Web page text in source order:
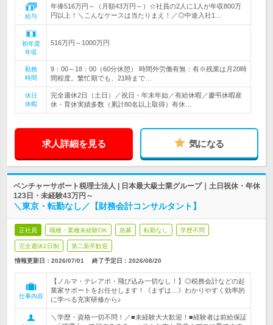
給与
年俸516万円～（月額43万円～）☆社員の2人に1人が年収800万
円以上！＼こんなケースは当たりまえ！／◎中途入社1…
初年度
年収
516万円～1000万円
勤務
時間
9：00～18：00（60分休憩） 時間外労働有無：有※残業は月20時
間程度。繁忙期でも、21時まで…
休日
休暇
完全週休2日（土日）／祝日・年末年始／有給休暇／慶弔休暇産
休・育休実績多数（累計80名以上取得）有休…
求人詳細を見る 気になる
ベンチャーサポート税理士法人 | 日本最大級士業グループ｜土日祝休・年休
123日・未経験43万円～
＼東京・転勤なし／【財務会計コンサルタント】
正社員 職種・業種未経験OK 急募 転勤なし 学歴不問
完全週休2日制 第二新卒歓迎
情報更新日：2026/07/01 終了予定日： 2026/08/20
仕事内容
【ノルマ・テレアポ・飛び込み一切なし！】◎税務会計などの起
業家サポートをお任せします！《まずは…》わかりやすく効率的
に学べる充実研修から♪
＼学歴・資格一切不問！／■未経験大大歓迎！■経験者は前給保証